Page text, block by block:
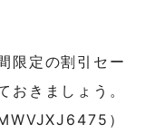
限定の割引セー
おきましょう。
）